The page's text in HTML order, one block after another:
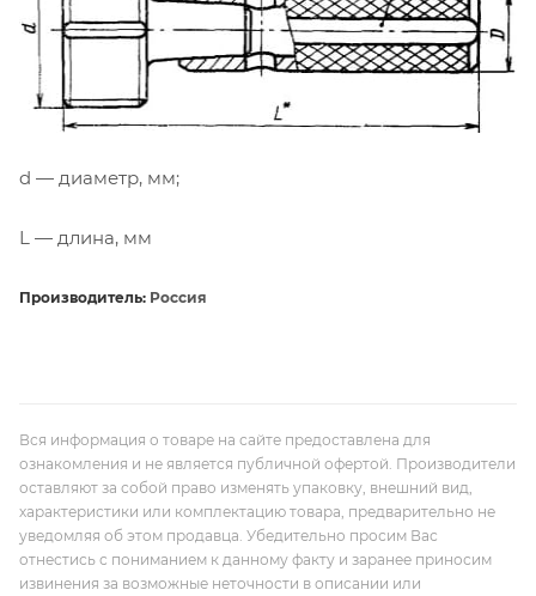
d — диаметр, мм;
L — длина, мм
Производитель: Россия
Вся информация о товаре на сайте предоставлена для
ознакомления и не является публичной офертой. Производители
оставляют за собой право изменять упаковку, внешний вид,
характеристики или комплектацию товара, предварительно не
уведомляя об этом продавца. Убедительно просим Вас
отнестись с пониманием к данному факту и заранее приносим
извинения за возможные неточности в описании или